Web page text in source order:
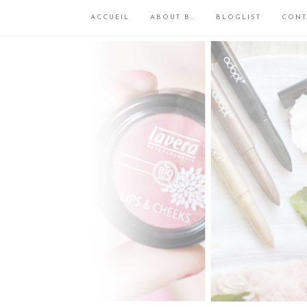
ACCUEIL ABOUT B… BLOGLIST